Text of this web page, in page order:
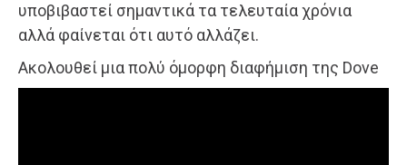
υποβιβαστεί σημαντικά τα τελευταία χρόνια
αλλά φαίνεται ότι αυτό αλλάζει.
Ακολουθεί μια πολύ όμορφη διαφήμιση της Dove